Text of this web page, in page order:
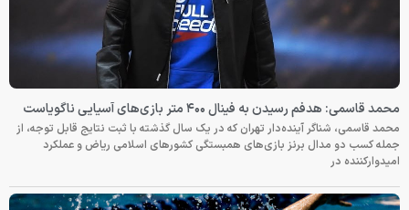
محمد قاسمی: هدفم رسیدن به فینال ۴۰۰ متر بازی‌های آسیایی ناگویاست
محمد قاسمی، شناگر آینده‌دار تهران که در یک سال گذشته با ثبت نتایج قابل توجه، از
جمله کسب دو مدال برنز بازی‌های همبستگی کشورهای اسلامی ریاض و عملکرد
امیدوارکننده در